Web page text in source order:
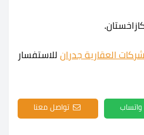
العقارية جدران للاستفسار
واتساب تواصل معنا